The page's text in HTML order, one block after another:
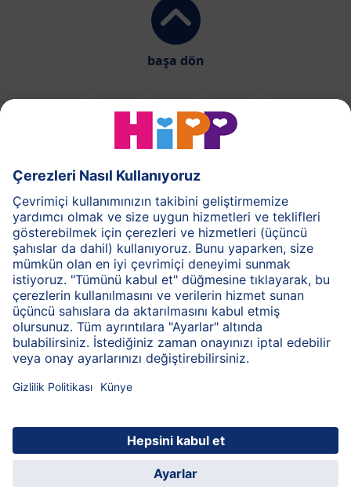
başa dön
HiPP Süt Formülü HiPP Ek Gıda
HiPP Bakım
HiPP Hamilelik
Gizlilik İlkesi
Genel Kullanım Şartları
Bilgi Toplum Hizmetleri
Baskı
HiPP Hakkında
İletişim
© 2026 HiPP